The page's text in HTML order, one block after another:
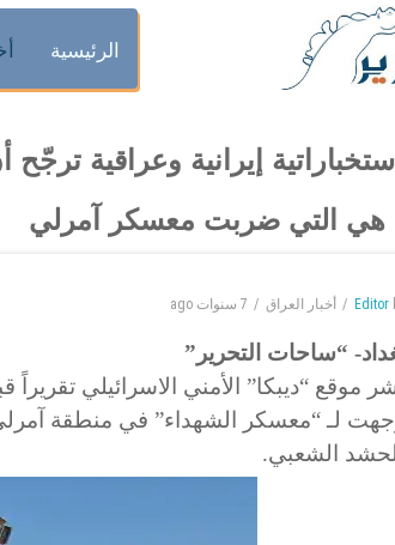
الرئيسية
إيرانية وعراقية ترجّح
Editor أخبار العراق 7 سنوات ago
“ساحات التحرير”
موقع “ديبكا” الأمني الاسرائيلي تقريراً
لـ “معسكر الشهداء” في منطقة آمرلي
الشعبي.